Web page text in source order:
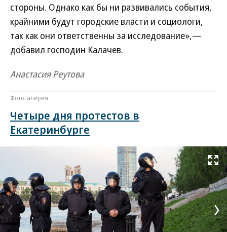
стороны. Однако как бы ни развивались события,
крайними будут городские власти и социологи,
так как они ответственны за исследование»,—
добавил господин Калачев.
Анастасия Реутова
Фотогалерея
Четыре дня протестов в
Екатеринбурге
Развернуть